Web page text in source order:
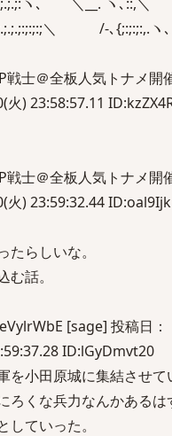
＼ /-､{;:;:;:,.ヽ､
戦士＠全板人気トナメ開
) 23:58:57.11
戦士＠全板人気トナメ開
火) 23:59:32.44
たらしいな。
話。
[sage] 投稿日：
ID:lGyDmvt20
を小田原城に集結させて
ろくな兵力なんかあるは
していった。